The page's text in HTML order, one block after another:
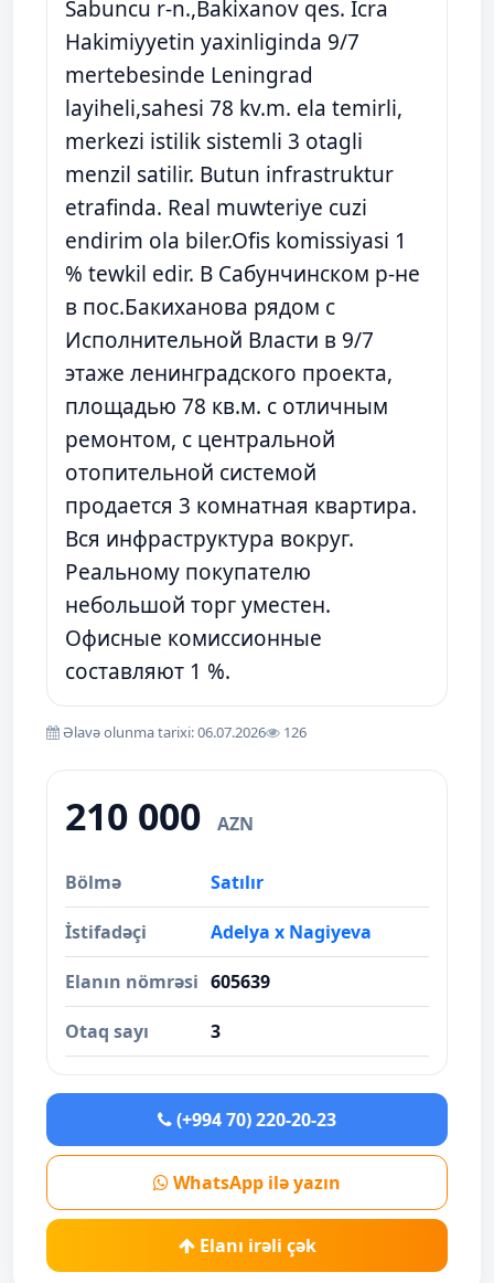
Sabuncu r-n.,Bakixanov qes. Icra
Hakimiyyetin yaxinliginda 9/7
mertebesinde Leningrad
layiheli,sahesi 78 kv.m. ela temirli,
merkezi istilik sistemli 3 otagli
menzil satilir. Butun infrastruktur
etrafinda. Real muwteriye cuzi
endirim ola biler.Ofis komissiyasi 1
% tewkil edir. В Сабунчинском р-не
в пос.Бакиханова рядом с
Исполнительной Власти в 9/7
этаже ленинградского проекта,
площадью 78 кв.м. с отличным
ремонтом, с центральной
отопительной системой
продается 3 комнатная квартира.
Вся инфраструктура вокруг.
Реальному покупателю
небольшой торг уместен.
Офисные комиссионные
составляют 1 %.
Əlavə olunma tarixi: 06.07.2026 126
210 000 AZN
Bölmə Satılır
İstifadəçi Adelya x Nagiyeva
Elanın nömrəsi 605639
Otaq sayı 3
(+994 70) 220-20-23
WhatsApp ilə yazın
Elanı irəli çək